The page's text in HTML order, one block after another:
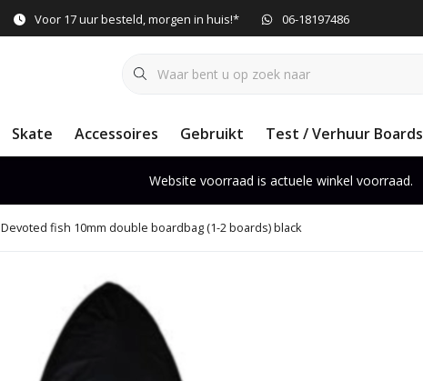
Voor 17 uur besteld, morgen in huis!* 06-18197486
Skate Accessoires Gebruikt Test / Verhuur Boards
Website voorraad is actuele winkel voorraad.
Devoted fish 10mm double boardbag (1-2 boards) black